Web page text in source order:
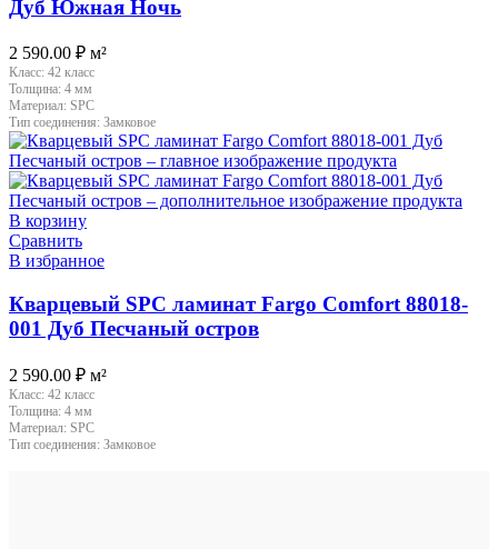
Дуб Южная Ночь
2 590.00 ₽ м²
Класс: 42 класс
Толщина: 4 мм
Материал: SPC
Тип соединения: Замковое
В корзину
Сравнить
В избранное
Кварцевый SPC ламинат Fargo Comfort 88018-
001 Дуб Песчаный остров
2 590.00 ₽ м²
Класс: 42 класс
Толщина: 4 мм
Материал: SPC
Тип соединения: Замковое